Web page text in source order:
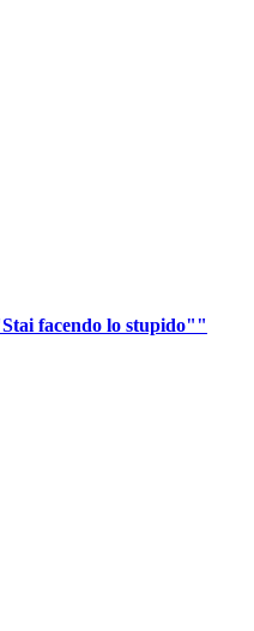
facendo lo stupido""